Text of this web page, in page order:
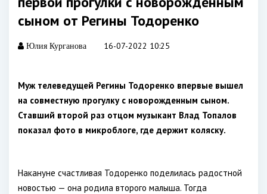
сыном от Регины Тодоренко
Юлия Курганова 16-07-2022 10:25
Муж телеведущей Регины Тодоренко впервые вышел
на совместную прогулку с новорожденным сыном.
Ставший второй раз отцом музыкант Влад Топалов
показал фото в микроблоге, где держит коляску.
Накануне счастливая Тодоренко поделилась радостной
новостью — она родила второго малыша. Тогда